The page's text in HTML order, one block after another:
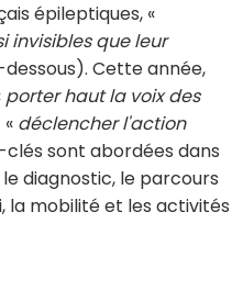
épileptiques, «
invisibles que leur
Cette année,
porter haut la voix des
déclencher l'action
sont abordées dans
diagnostic, le parcours
la mobilité et les activités